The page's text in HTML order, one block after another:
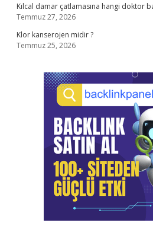
Kılcal damar çatlamasına hangi doktor
Temmuz 27, 2026
Klor kanserojen midir ?
Temmuz 25, 2026